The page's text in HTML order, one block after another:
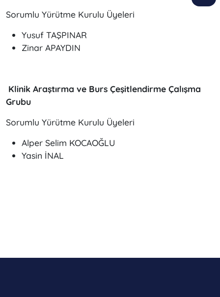
Sorumlu Yürütme Kurulu Üyeleri
Yusuf TAŞPINAR
Zinar APAYDIN
Klinik Araştırma ve Burs Çeşitlendirme Çalışma
Grubu
Sorumlu Yürütme Kurulu Üyeleri
Alper Selim KOCAOĞLU
Yasin İNAL